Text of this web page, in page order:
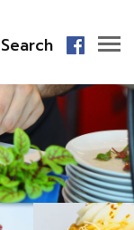
Search